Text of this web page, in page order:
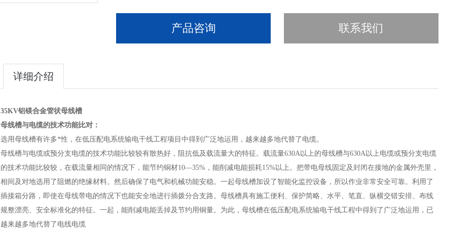
产品咨询 联系我们
详细介绍
35KV铝镁合金管状母线槽
母线槽与电缆的技术功能比对：
选用母线槽有许多*性，在低压配电系统输电干线工程项目中得到广泛地运用，越来越多地代替了电缆。
母线槽与电缆或预分支电缆的技术功能比较较有散热好，阻抗低及载流量大的特征。载流量630A以上的母线槽与630A以上电缆或预分支电缆
的技术功能比较较，在载流量相同的情况下，能节约铜材10—35%，能削减电能损耗15%以上。把带电母线固定及封闭在接地的金属外壳里，
相间及对地选用了阻燃的绝缘材料。然后确保了电气和机械功能安稳。一起母线槽加设了智能化监控设备，所以作业非常安全可靠。利用了
插接箱分路，即使在母线带电的情况下也能安全地进行插拨分合支路。母线槽具有施工便利、保护简略、水平、笔直、纵横交错安排、布线
规整漂亮、安全标准化的特征。一起，能削减电能丢掉及节约用铜量。为此，母线槽在低压配电系统输电干线工程中得到了广泛地运用，已
越来越多地代替了电线电缆